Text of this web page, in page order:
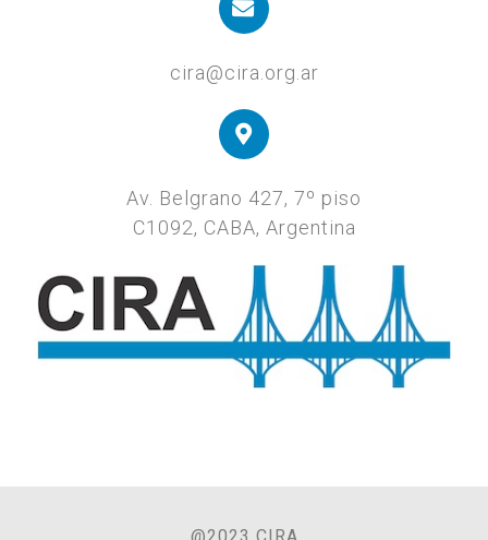
cira@cira.org.ar
Av. Belgrano 427, 7º piso
C1092, CABA, Argentina